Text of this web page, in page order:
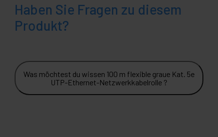
Haben Sie Fragen zu diesem
Produkt?
Was möchtest du wissen 100 m flexible graue Kat. 5e
UTP-Ethernet-Netzwerkkabelrolle ?